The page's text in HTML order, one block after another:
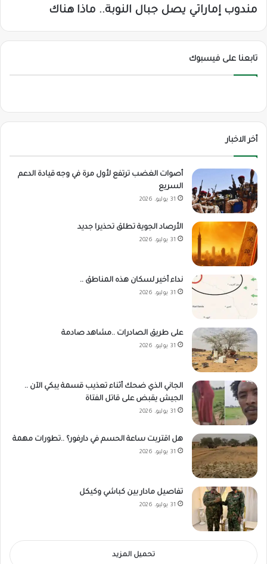
مندوب إماراتي يصل جبال النوبة.. ماذا هناك
تابعنا على فيسبوك
أخر الاخبار
أصوات الغضب ترتفع لأول مرة في وجه قيادة الدعم
السريع
31 يوليو، 2026
الأرصاد الجوية تطلق تحذيرا جديد
31 يوليو، 2026
نداء أخير لسكان هذه المناطق ..
31 يوليو، 2026
على طريق الصادرات ..مشاهد صادمة
31 يوليو، 2026
الجاني الذي ضحك أثناء تعذيب قسمة يبكي الآن ..
الجيش يقبض على قاتل الفتاة
31 يوليو، 2026
هل اقتربت ساعة الحسم في دارفور؟ ..تطورات مهمة
31 يوليو، 2026
تفاصيل مادار بين كباشي وكيكل
31 يوليو، 2026
تحميل المزيد